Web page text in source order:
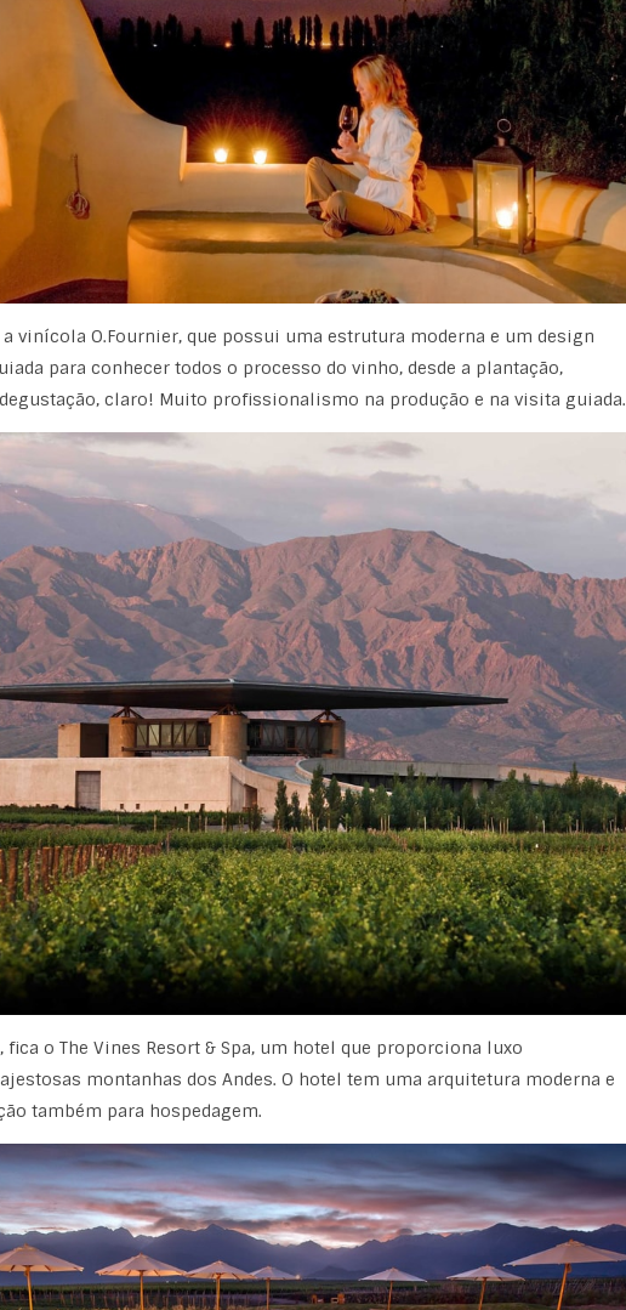
vinícola O.Fournier, que possui uma estrutura moderna e um design
para conhecer todos o processo do vinho, desde a plantação,
claro! Muito profissionalismo na produção e na visita guiada.
o The Vines Resort & Spa, um hotel que proporciona luxo
montanhas dos Andes. O hotel tem uma arquitetura moderna e
também para hospedagem.